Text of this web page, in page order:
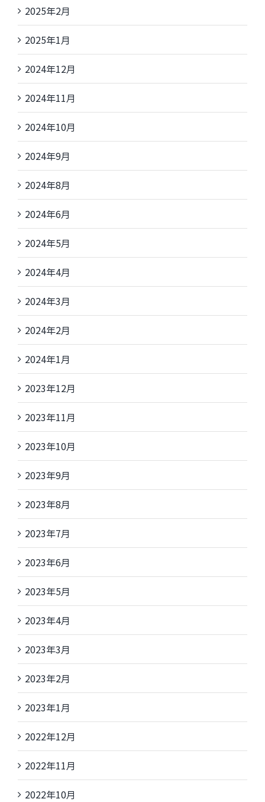
2025年2月
2025年1月
2024年12月
2024年11月
2024年10月
2024年9月
2024年8月
2024年6月
2024年5月
2024年4月
2024年3月
2024年2月
2024年1月
2023年12月
2023年11月
2023年10月
2023年9月
2023年8月
2023年7月
2023年6月
2023年5月
2023年4月
2023年3月
2023年2月
2023年1月
2022年12月
2022年11月
2022年10月